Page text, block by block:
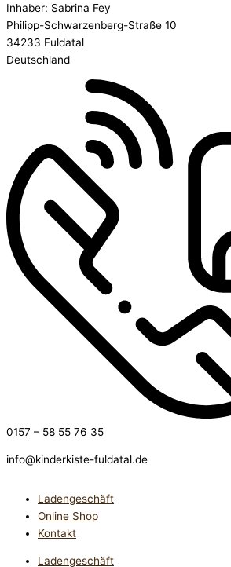
Inhaber: Sabrina Fey
Philipp-Schwarzenberg-Straße 10
34233 Fuldatal
Deutschland
0157 – 58 55 76 35
info@kinderkiste-fuldatal.de
Ladengeschäft
Online Shop
Kontakt
Ladengeschäft